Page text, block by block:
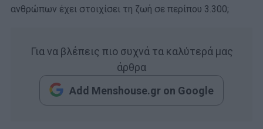
ανθρώπων έχει στοιχίσει τη ζωή σε περίπου 3.300;
Για να βλέπεις πιο συχνά τα καλύτερά μας
άρθρα
Add Menshouse.gr on Google